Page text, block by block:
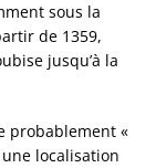
sous la
de 1359,
jusqu’à la
probablement «
localisation